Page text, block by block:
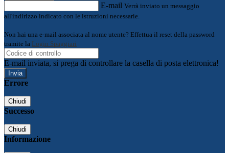
E-mail Verrà inviato un messaggio
all'indirizzo indicato con le istruzioni necessarie.
Non hai una e-mail associata al nome utente? Effettua il reset della password
tramite la Login Spaggiari
E-mail inviata, si prega di controllare la casella di posta elettronica!
Errore
Chiudi
Successo
Chiudi
Informazione